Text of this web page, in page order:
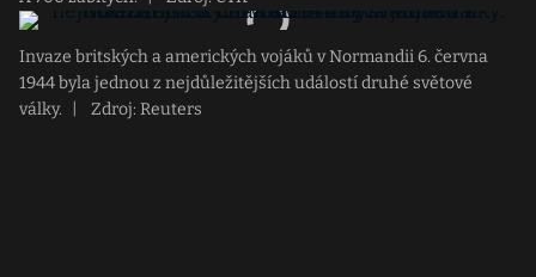
Invaze britských a amerických vojáků v Normandii 6. června
1944 byla jednou z nejdůležitějších událostí druhé světové
války.
Zdroj: Reuters